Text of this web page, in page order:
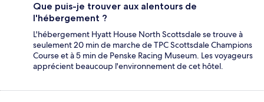
Que puis-je trouver aux alentours de
l'hébergement ?
L'hébergement Hyatt House North Scottsdale se trouve à
seulement 20 min de marche de TPC Scottsdale Champions
Course et à 5 min de Penske Racing Museum. Les voyageurs
apprécient beaucoup l'environnement de cet hôtel.